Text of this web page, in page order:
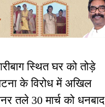
स्थित घर को तोड़े
के विरोध में अखिल
तले 30 मार्च को धनबाद